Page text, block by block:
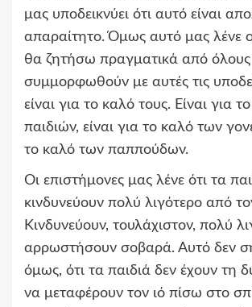
μας υποδεικνύει ότι αυτό είναι
απαραίτητο. Όμως αυτό μας λένε οι
θα ζητήσω πραγματικά από
συμμορφωθούν με αυτές τις
είναι για το καλό τους. Είναι για
παιδιών, είναι για το καλό των
το καλό των παππούδων.
Οι επιστήμονες μας λένε ότι τα
κινδυνεύουν πολύ λιγότερο από
Κινδυνεύουν, τουλάχιστον, πολύ
αρρωστήσουν σοβαρά. Αυτό δεν
όμως, ότι τα παιδιά δεν έχουν τη
να μεταφέρουν τον ιό πίσω στο